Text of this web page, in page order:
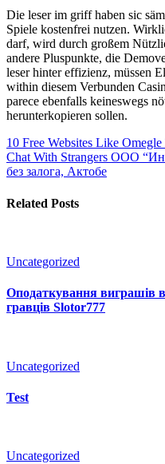
Die leser im griff haben sic
Spiele kostenfrei nutzen.
darf, wird durch großem
andere Pluspunkte, die
leser hinter effizienz, müssen
within diesem Verbunden
parece ebenfalls keineswegs
herunterkopieren sollen.
10 Free Websites Like
Chat With Strangers ООО
без залога, Актобе
Related Posts
Uncategorized
Оподаткування виграшів
гравців Slotor777
Uncategorized
Test
Uncategorized